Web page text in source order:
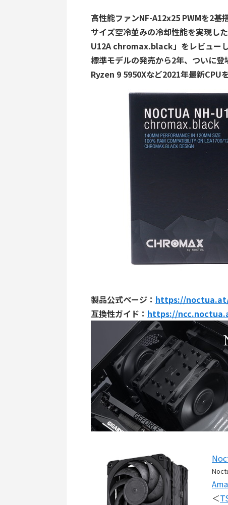
高性能ファンNF-A12x25 PWMを2基
サイズ空冷並みの冷却性能を実現し
U12A chromax.black」をレビューし
標準モデルの発売から2年、ついに
Ryzen 9 5950Xなど2021年最新CPU
製品公式ページ： https://
互換性ガイド： https://
＜